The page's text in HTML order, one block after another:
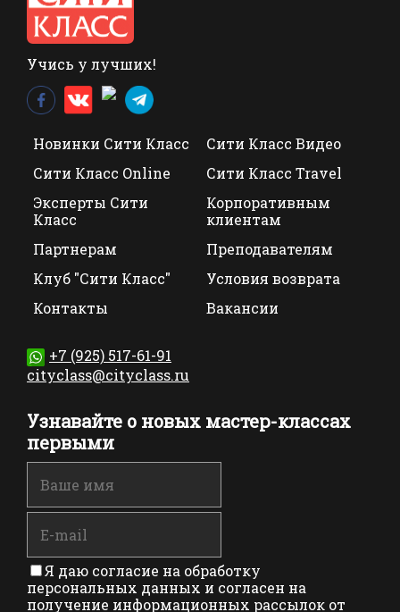
Учись у лучших!
Новинки Сити Класс
Сити Класс Видео
Сити Класс Online
Сити Класс Travel
Эксперты Сити
Класс
Корпоративным
клиентам
Партнерам
Преподавателям
Клуб "Сити Класс"
Условия возврата
Контакты
Вакансии
+7 (925) 517-61-91
cityclass@cityclass.ru
Узнавайте о новых мастер-классах
первыми
Я даю согласие на обработку
персональных данных и согласен на
получение информационных рассылок от